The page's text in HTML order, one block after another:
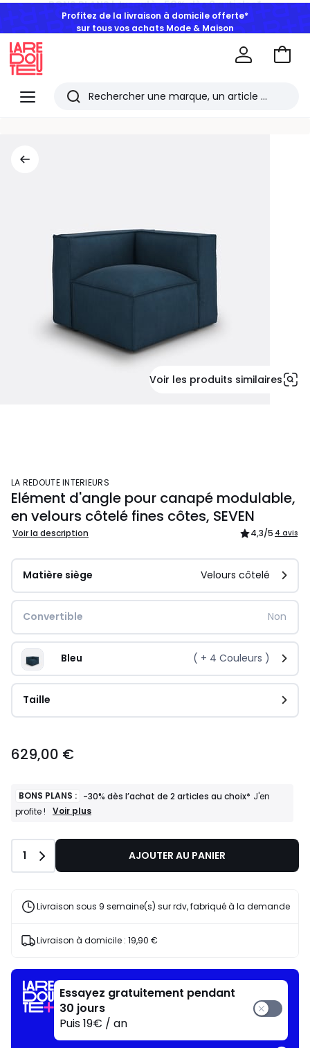
Profitez de la livraison à domicile offerte*
sur tous vos achats Mode & Maison
Menu
Redoute
Rechercher
Aller
Voir les produits similaires
LA REDOUTE INTERIEURS
Elément d'angle pour canapé modulable,
en velours côtelé fines côtes, SEVEN
Voir la description 4,3/5 4 avis
Matière siège Velours côtelé
Convertible Non
Bleu ( + 4 Couleurs )
Taille
629,00 €
BONS PLANS : -30% dès l’achat de 2 articles au choix* J'en
profite !
BONS
-30%
l’achat
articles
J'en
Voir plus
Quantité
1 AJOUTER AU PANIER
Livraison sous 9 semaine(s) sur rdv, fabriqué à la demande
Livraison à domicile : 19,90 €
Essayez gratuitement pendant
30 jours
Puis 19€ / an